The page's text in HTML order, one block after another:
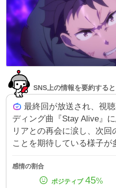
SNS上の情報を要約する
最終回が放送され、視
ディング曲『Stay Alive』
リアとの再会に涙し、次回
ことを期待している様子が
感情の割合
45%